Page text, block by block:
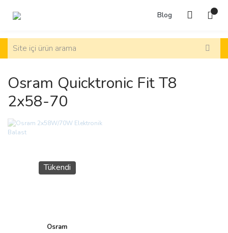
Blog
Osram Quicktronic Fit T8
2x58-70
Tükendi
Osram